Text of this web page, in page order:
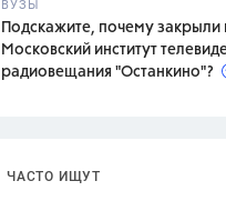
ВУЗЫ
Подскажите, почему закрыли
Московский институт
радиовещания "Останкино"?
ЧАСТО ИЩУТ